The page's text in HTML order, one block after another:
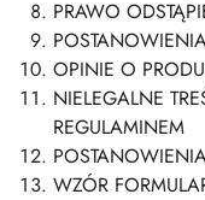
PRAWO
OPINIE O
NIELEGALNE
REGULAMINEM
WZÓR